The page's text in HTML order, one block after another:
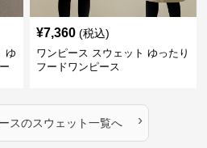
ゆ
¥7,360 (税込)
ワンピース スウェット ゆったり
フードワンピース
スのスウェット一覧へ ›